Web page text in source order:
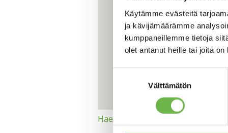
Käytämme evästeitä
ja kävijämäärämme
kumppaneillemme tietoja
olet antanut heille tai joita
Välttämätön
Hae reitti